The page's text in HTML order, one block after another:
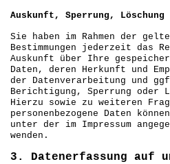
Auskunft, Sperrung, Löschung
Sie haben im Rahmen der
Bestimmungen jederzeit das
Auskunft über Ihre
Daten, deren Herkunft und
der Datenverarbeitung und
Berichtigung, Sperrung oder
Hierzu sowie zu weiteren
personenbezogene Daten
unter der im Impressum
wenden.
3. Datenerfassung auf